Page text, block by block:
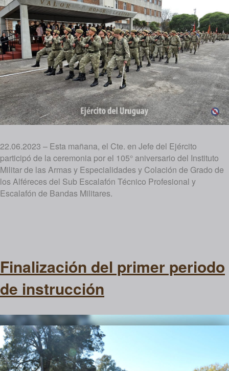
22.06.2023 – Esta mañana, el Cte. en Jefe del Ejército
participó de la ceremonia por el 105° aniversario del Instituto
Militar de las Armas y Especialidades y Colación de Grado de
los Alféreces del Sub Escalafón Técnico Profesional y
Escalafón de Bandas Militares.
Finalización del primer periodo
de instrucción